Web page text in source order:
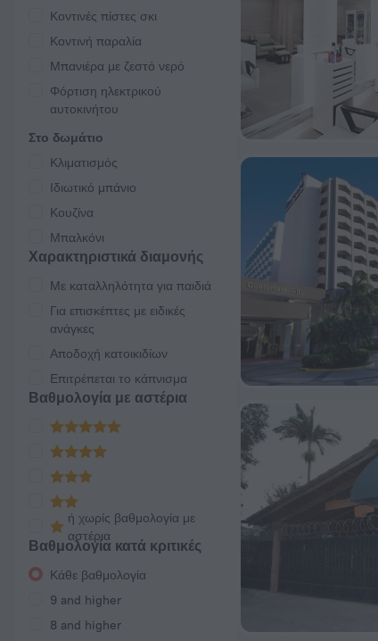
Κοντινές πίστες σκι
Κοντινή παραλία
Μπανιέρα με ζεστό νερό
Φόρτιση ηλεκτρικού
αυτοκινήτου
Στο δωμάτιο
Κλιματισμός
Ιδιωτικό μπάνιο
Κουζίνα
Μπαλκόνι
Χαρακτηριστικά διαμονής
Με καταλληλότητα για παιδιά
Για επισκέπτες με ειδικές
ανάγκες
Αποδοχή κατοικιδίων
Επιτρέπεται το κάπνισμα
Βαθμολογία με αστέρια
ή χωρίς βαθμολογία με
αστέρια
Βαθμολογία κατά κριτικές
Κάθε βαθμολογία
9 and higher
8 and higher